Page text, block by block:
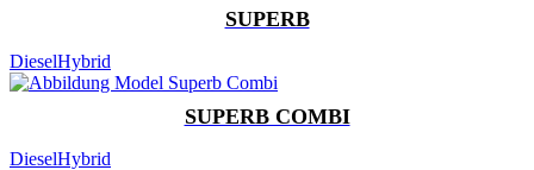
SUPERB
DieselHybrid
SUPERB COMBI
DieselHybrid